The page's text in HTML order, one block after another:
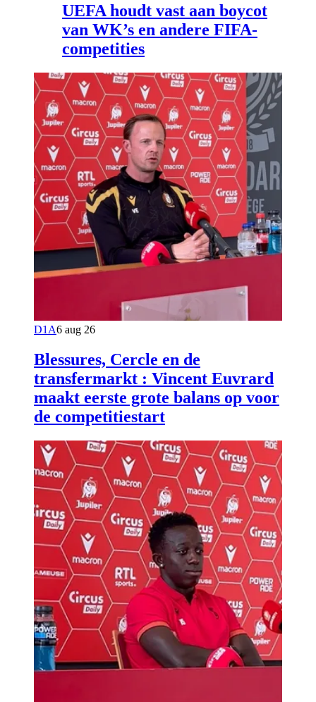
UEFA houdt vast aan boycot
van WK’s en andere FIFA-
competities
D1A6 aug 26
Blessures, Cercle en de
transfermarkt : Vincent Euvrard
maakt eerste grote balans op voor
de competitiestart